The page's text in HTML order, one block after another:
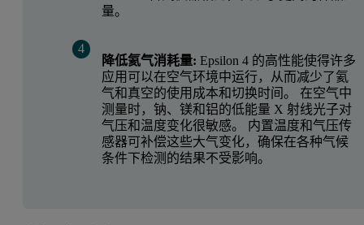
量。
降低氦气消耗量: Epsilon 4 的高性能使得许多
应用可以在空气环境中运行，从而减少了氦
气和真空的使用成本和切换时间。 在空气中
测量时，钠、镁和铝的低能量 X 射线光子对
气压和温度变化很敏感。 内置温度和气压传
感器可补偿这些大气变化，确保在各种气候
条件下检测的结果不受影响。